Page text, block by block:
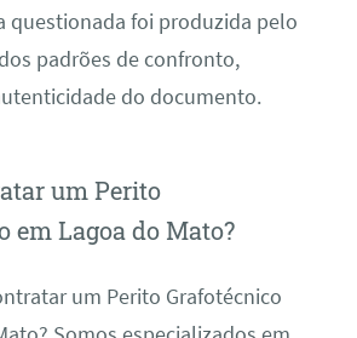
questionada foi produzida pelo
padrões de confronto,
do documento.
um Perito
em Lagoa do Mato?
um Perito Grafotécnico